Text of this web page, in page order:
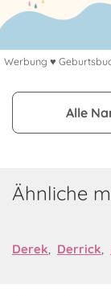
Werbung ♥
Alle
Ähnliche
Derek, Derrick,